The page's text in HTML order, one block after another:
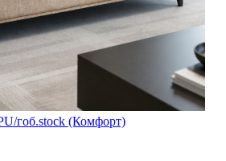
гоб.stock (Комфорт)